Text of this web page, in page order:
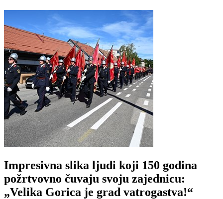
Impresivna slika ljudi koji 150 godina
požrtvovno čuvaju svoju zajednicu:
„Velika Gorica je grad vatrogastva!“